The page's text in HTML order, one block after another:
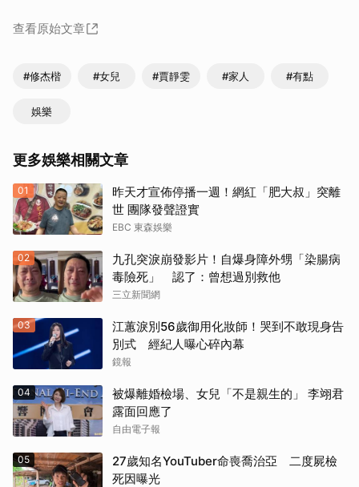
查看原始文章
#修杰楷 #女兒 #賈靜雯 #家人 #有點
娛樂
更多娛樂相關文章
01
昨天才宣佈停播一週！網紅「肥大叔」突離
世 團隊發聲證實
EBC 東森娛樂
02
九孔突淚崩發影片！自爆身障外甥「染腸病
毒險死」 認了：曾想過別救他
三立新聞網
03
江蕙淚別56歲御用化妝師！哭到不敢現身告
別式 經紀人曝心碎內幕
鏡報
04
被爆離婚檢場、女兒「不是親生的」 李翊君
露面回應了
自由電子報
05
27歲知名YouTuber命喪喬治亞 二度屍檢
死因曝光